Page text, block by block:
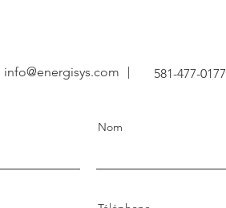
info@energisys.com 581-477-0177
Nom